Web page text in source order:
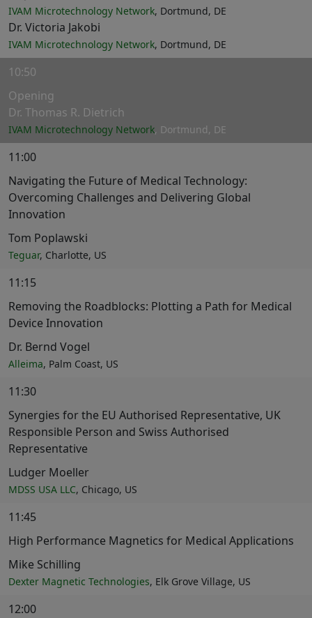
IVAM Microtechnology Network, Dortmund, DE
Dr. Victoria Jakobi
IVAM Microtechnology Network, Dortmund, DE
10:50
Opening
Dr. Thomas R. Dietrich
IVAM Microtechnology Network, Dortmund, DE
11:00
Navigating the Future of Medical Technology:
Overcoming Challenges and Delivering Global
Innovation
Tom Poplawski
Teguar, Charlotte, US
11:15
Removing the Roadblocks: Plotting a Path for Medical
Device Innovation
Dr. Bernd Vogel
Alleima, Palm Coast, US
11:30
Synergies for the EU Authorised Representative, UK
Responsible Person and Swiss Authorised
Representative
Ludger Moeller
MDSS USA LLC, Chicago, US
11:45
High Performance Magnetics for Medical Applications
Mike Schilling
Dexter Magnetic Technologies, Elk Grove Village, US
12:00